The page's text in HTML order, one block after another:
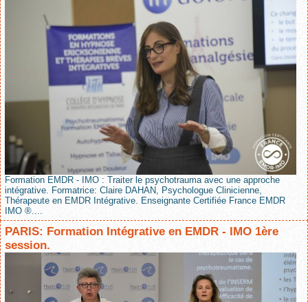
Formation EMDR - IMO : Traiter le psychotrauma avec une approche
intégrative. Formatrice: Claire DAHAN, Psychologue Clinicienne,
Thérapeute en EMDR Intégrative. Enseignante Certifiée France EMDR
IMO ®....
PARIS: Formation Intégrative en EMDR - IMO 1ère
session.